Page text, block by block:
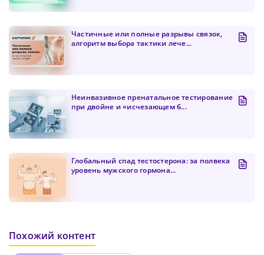
Пароль должен содержать от 8 до 12 символов
Подтвердите Пароль *
Частичные или полные разрывы связок,
алгоритм выбора тактики лече...
Неинвазивное пренатальное тестирование
при двойне и «исчезающем б...
Глобальный спад тестостерона: за полвека
уровень мужского гормона...
Похожий контент